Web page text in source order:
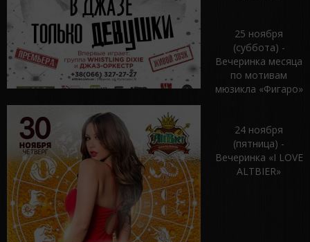
25 ноября
(суббота) -
Вечеринка месяца
по мотивам
мюзикла «Фигаро»
24 ноября
(пятница) -
Вечеринка «I LOVE
ALTBIER»